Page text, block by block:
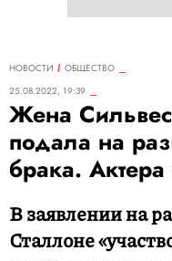
НОВОСТИ
ОБЩЕСТВО
25.08.2022, 19:39
Жена
подала на
брака.
В заявлении на
Сталлоне